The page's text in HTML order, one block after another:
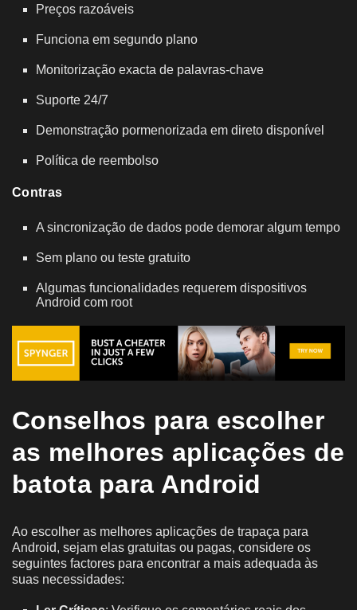
Preços razoáveis
Funciona em segundo plano
Monitorização exacta de palavras-chave
Suporte 24/7
Demonstração pormenorizada em direto disponível
Política de reembolso
Contras
A sincronização de dados pode demorar algum tempo
Sem plano ou teste gratuito
Algumas funcionalidades requerem dispositivos
Android com root
Conselhos para escolher
as melhores aplicações de
batota para Android
Ao escolher as melhores aplicações de trapaça para
Android, sejam elas gratuitas ou pagas, considere os
seguintes factores para encontrar a mais adequada às
suas necessidades: